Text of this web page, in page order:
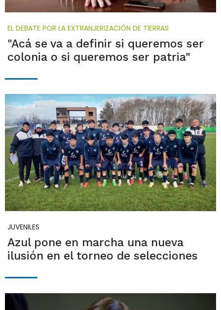
EL DEBATE POR LA EXTRANJERIZACIÓN DE TIERRAS
"Acá se va a definir si queremos ser
colonia o si queremos ser patria"
JUVENILES
Azul pone en marcha una nueva
ilusión en el torneo de selecciones